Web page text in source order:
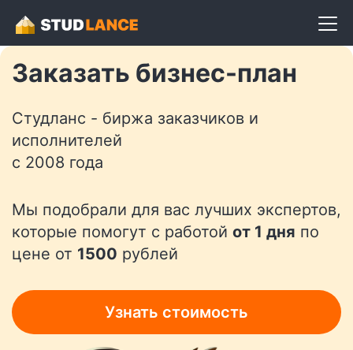
Заказать бизнес-план
Студланс - биржа заказчиков и
исполнителей
с 2008 года
Мы подобрали для вас лучших экспертов,
которые помогут с работой от 1 дня по
цене от 1500 рублей
Узнать стоимость